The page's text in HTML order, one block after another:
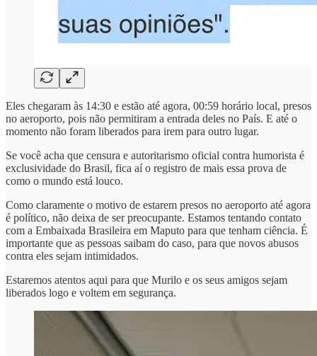
Eles chegaram às 14:30 e estão até agora, 00:59 horário local, presos
no aeroporto, pois não permitiram a entrada deles no País. E até o
momento não foram liberados para irem para outro lugar.
Se você acha que censura e autoritarismo oficial contra humorista é
exclusividade do Brasil, fica aí o registro de mais essa prova de
como o mundo está louco.
Como claramente o motivo de estarem presos no aeroporto até agora
é político, não deixa de ser preocupante. Estamos tentando contato
com a Embaixada Brasileira em Maputo para que tenham ciência. É
importante que as pessoas saibam do caso, para que novos abusos
contra eles sejam intimidados.
Estaremos atentos aqui para que Murilo e os seus amigos sejam
liberados logo e voltem em segurança.